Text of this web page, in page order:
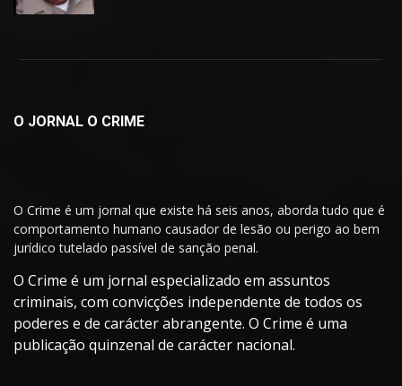
O JORNAL O CRIME
O Crime é um jornal que existe há seis anos, aborda tudo que é
comportamento humano causador de lesão ou perigo ao bem
jurídico tutelado passível de sanção penal.
O Crime é um jornal especializado em assuntos
criminais, com convicções independente de todos os
poderes e de carácter abrangente. O Crime é uma
publicação quinzenal de carácter nacional.